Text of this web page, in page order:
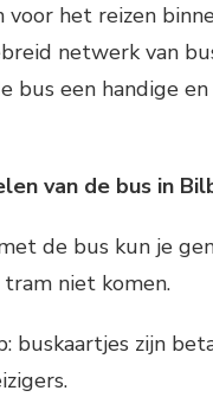
voor het reizen
netwerk van
bus een handige
van de bus in
de bus kun je
niet komen.
buskaartjes zijn